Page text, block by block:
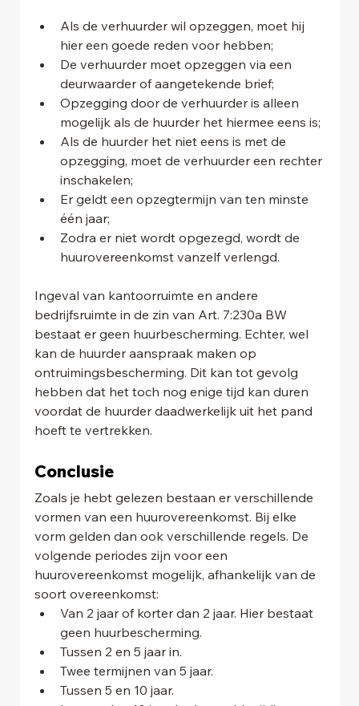
Als de verhuurder wil opzeggen, moet hij
hier een goede reden voor hebben;
De verhuurder moet opzeggen via een
deurwaarder of aangetekende brief;
Opzegging door de verhuurder is alleen
mogelijk als de huurder het hiermee eens is;
Als de huurder het niet eens is met de
opzegging, moet de verhuurder een rechter
inschakelen;
Er geldt een opzegtermijn van ten minste
één jaar;
Zodra er niet wordt opgezegd, wordt de
huurovereenkomst vanzelf verlengd.
Ingeval van kantoorruimte en andere
bedrijfsruimte in de zin van Art. 7:230a BW
bestaat er geen huurbescherming. Echter, wel
kan de huurder aanspraak maken op
ontruimingsbescherming. Dit kan tot gevolg
hebben dat het toch nog enige tijd kan duren
voordat de huurder daadwerkelijk uit het pand
hoeft te vertrekken.
Conclusie
Zoals je hebt gelezen bestaan er verschillende
vormen van een huurovereenkomst. Bij elke
vorm gelden dan ook verschillende regels. De
volgende periodes zijn voor een
huurovereenkomst mogelijk, afhankelijk van de
soort overeenkomst:
Van 2 jaar of korter dan 2 jaar. Hier bestaat
geen huurbescherming.
Tussen 2 en 5 jaar in.
Twee termijnen van 5 jaar.
Tussen 5 en 10 jaar.